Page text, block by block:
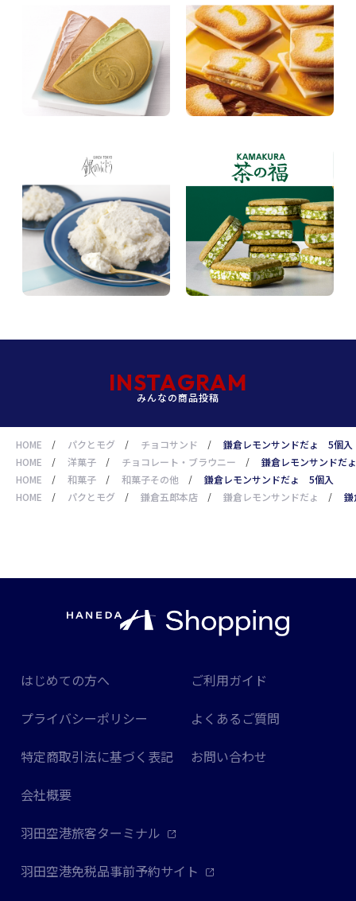
HOME / パクとモグ / チョコサンド /
鎌倉レモンサンドだょ 5個入
HOME
/ 洋菓子 / チョコレート・ブラウニー /
鎌倉レモンサンドだ
HOME
/ 和菓子 / 和菓子その他 /
鎌倉レモンサンドだょ 5個入
HOME
/ パクとモグ / 鎌倉五郎本店 / 鎌倉レモンサンドだょ /
INSTAGRAM
みんなの商品投稿
はじめての方へ
ご利用ガイド
プライバシーポリシー
よくあるご質問
特定商取引法に基づく表記
お問い合わせ
会社概要
羽田空港旅客ターミナル
羽田空港免税品事前予約サイト